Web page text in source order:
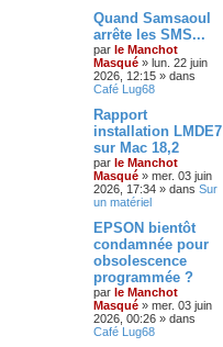
Quand Samsaoul
arrête les SMS...
par le Manchot
Masqué » lun. 22 juin
2026, 12:15 » dans
Café Lug68
Rapport
installation LMDE7
sur Mac 18,2
par le Manchot
Masqué » mer. 03 juin
2026, 17:34 » dans Sur
un matériel
EPSON bientôt
condamnée pour
obsolescence
programmée ?
par le Manchot
Masqué » mer. 03 juin
2026, 00:26 » dans
Café Lug68